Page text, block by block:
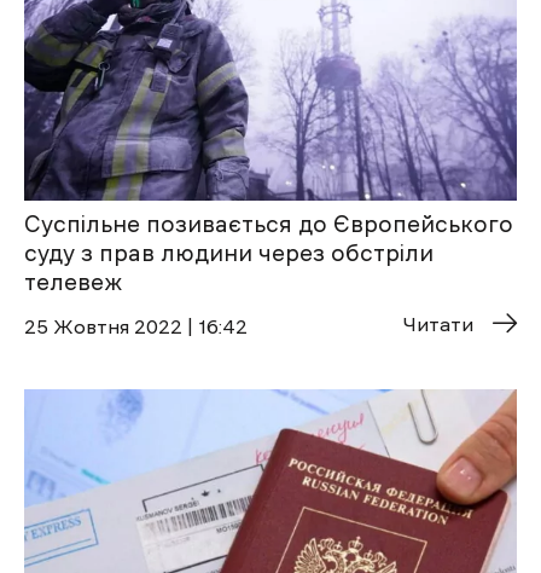
Суспільне позивається до Європейського
суду з прав людини через обстріли
телевеж
25 Жовтня 2022 | 16:42 Читати